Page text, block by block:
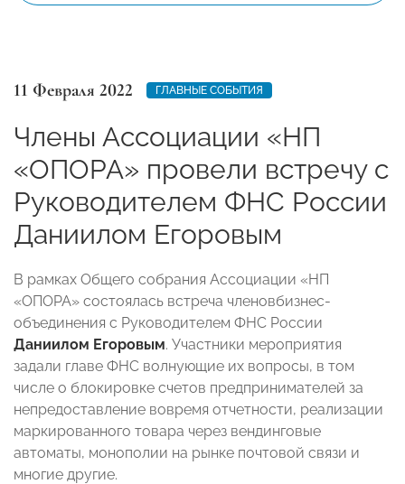
11 Февраля 2022 ГЛАВНЫЕ СОБЫТИЯ
Члены Ассоциации «НП
«ОПОРА» провели встречу с
Руководителем ФНС России
Даниилом Егоровым
В рамках Общего собрания Ассоциации «НП
«ОПОРА» состоялась встреча членовбизнес-
объединения с Руководителем ФНС России
Даниилом Егоровым. Участники мероприятия
задали главе ФНС волнующие их вопросы, в том
числе о блокировке счетов предпринимателей за
непредоставление вовремя отчетности, реализации
маркированного товара через вендинговые
автоматы, монополии на рынке почтовой связи и
многие другие.